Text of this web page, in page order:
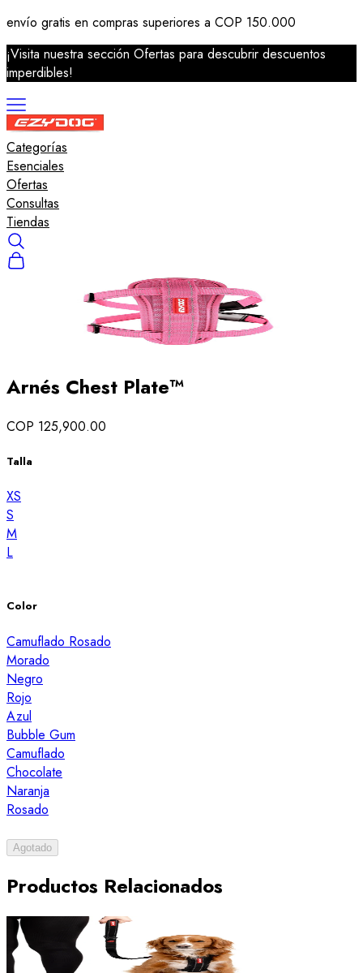
envío gratis en compras superiores a COP 150.000
¡Visita nuestra sección Ofertas para descubrir descuentos
imperdibles!
Categorías
Correas
Arneses
Collares
Salvavidas
Accesorios
Esenciales
Ofertas
Consultas
Tiendas
Arnés Chest Plate™
COP 125,900.00
Talla
XS
S
M
L
Color
Camuflado Rosado
Morado
Negro
Rojo
Azul
Bubble Gum
Camuflado
Chocolate
Naranja
Rosado
Agotado
Productos Relacionados